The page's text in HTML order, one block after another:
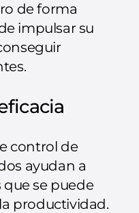
de forma
impulsar su
control de
ayudan a
que se puede
productividad.